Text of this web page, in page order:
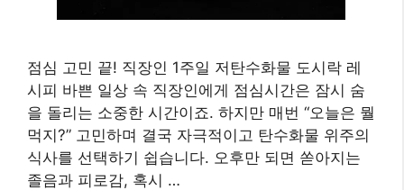
점심 고민 끝! 직장인 1주일 저탄수화물 도시락 레
시피 바쁜 일상 속 직장인에게 점심시간은 잠시 숨
을 돌리는 소중한 시간이죠. 하지만 매번 “오늘은 뭘
먹지?” 고민하며 결국 자극적이고 탄수화물 위주의
식사를 선택하기 쉽습니다. 오후만 되면 쏟아지는
졸음과 피로감, 혹시 …